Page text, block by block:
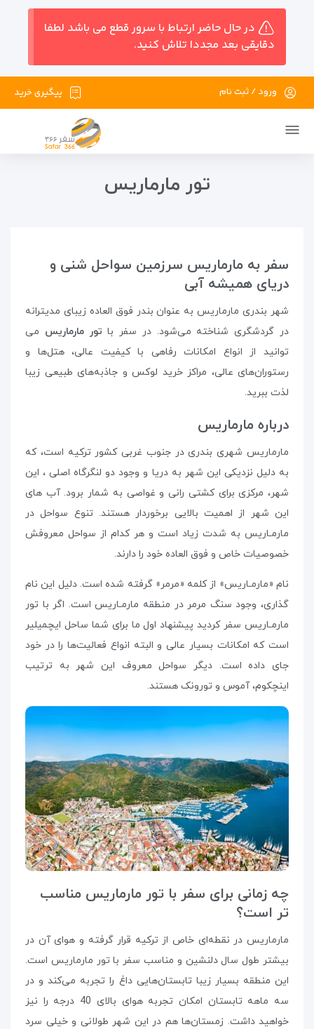
در حال حاضر ارتباط با سرور قطع می باشد لطفا
دقایقی بعد مجددا تلاش کنید.
پیگیری خرید ورود / ثبت نام
تور مارماریس
سفر به مارماریس سرزمین سواحل شنی و
دریای همیشه آبی
شهر بندری مارماریس به عنوان بندر فوق العاده زیبای مدیترانه
در گردشگری شناخته می‌شود. در سفر با تور مارماریس می
توانید از انواع امکانات رفاهی با کیفیت عالی، هتل‌ها و
رستوران‌های عالی، مراکز خرید لوکس و جاذبه‌های طبیعی زیبا
لذت ببرید.
درباره مارماریس
مارماریس شهری بندری در جنوب غربی کشور ترکیه است، که
به دلیل نزدیکی این شهر به دریا و وجود دو لنگرگاه اصلی ، این
شهر، مرکزی برای کشتی رانی و غواصی به شمار برود. آب های
این شهر از اهمیت بالایی برخوردار هستند. تنوع سواحل در
مارمـاریس به شدت زیاد است و هر کدام از سواحل معروفش
خصوصیات خاص و فوق العاده خود را دارند.
نام «مارمـاریس» از کلمه «مرمر» گرفته شده‌ است. دلیل این نام‌
گذاری، وجود سنگ مرمر در منطقه مارمـاریس است. اگر با تور
مارمـاریس سفر کردید پیشنهاد اول ما برای شما ساحل ایچمیلیر
است که امکانات بسیار عالی و البته انواع فعالیت‌ها را در خود
جای داده است. دیگر سواحل معروف این شهر به ترتیب
اینچکوم، آموس و تورونک هستند.
چه زمانی برای سفر با تور مارماریس مناسب
تر است؟
مارماریس در نقطه‌ای خاص از ترکیه قرار گرفته و هوای آن در
بیشتر طول سال دلنشین و مناسب سفر با تور مارماریس است.
این منطقه بسیار زیبا تابستان‌هایی داغ را تجربه می‌کند و در
سه ماهه تابستان امکان تجربه هوای بالای 40 درجه را نیز
خواهید داشت. زمستان‌ها هم در این شهر طولانی و خیلی سرد